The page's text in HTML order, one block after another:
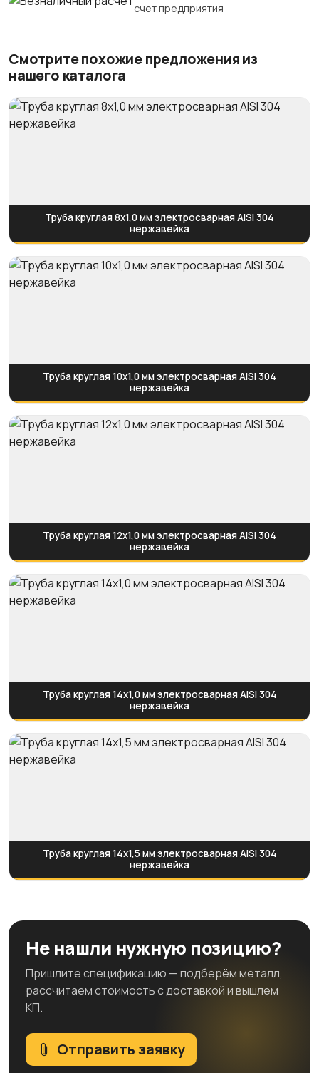
счет предприятия
Смотрите похожие предложения из
нашего каталога
Труба круглая 8х1,0 мм электросварная AISI 304
нержавейка
Труба круглая 10х1,0 мм электросварная AISI 304
нержавейка
Труба круглая 12х1,0 мм электросварная AISI 304
нержавейка
Труба круглая 14х1,0 мм электросварная AISI 304
нержавейка
Труба круглая 14х1,5 мм электросварная AISI 304
нержавейка
Не нашли нужную позицию?
Пришлите спецификацию — подберём металл,
рассчитаем стоимость с доставкой и вышлем
КП.
Отправить заявку